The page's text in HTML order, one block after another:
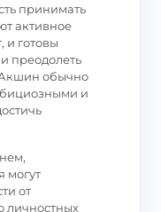
принимать
активное
и готовы
преодолеть
обычно
и
могут
от
личностных